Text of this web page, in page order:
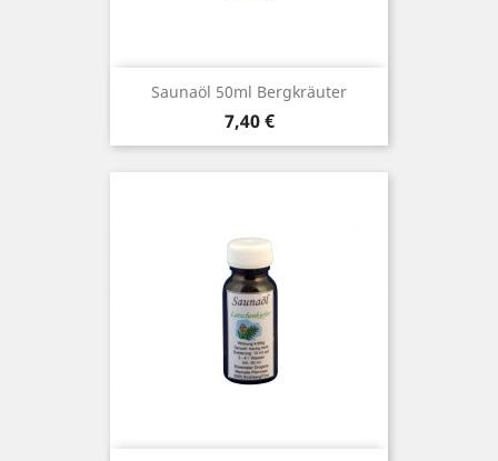
Saunaöl 50ml Bergkräuter
Preis
7,40 €